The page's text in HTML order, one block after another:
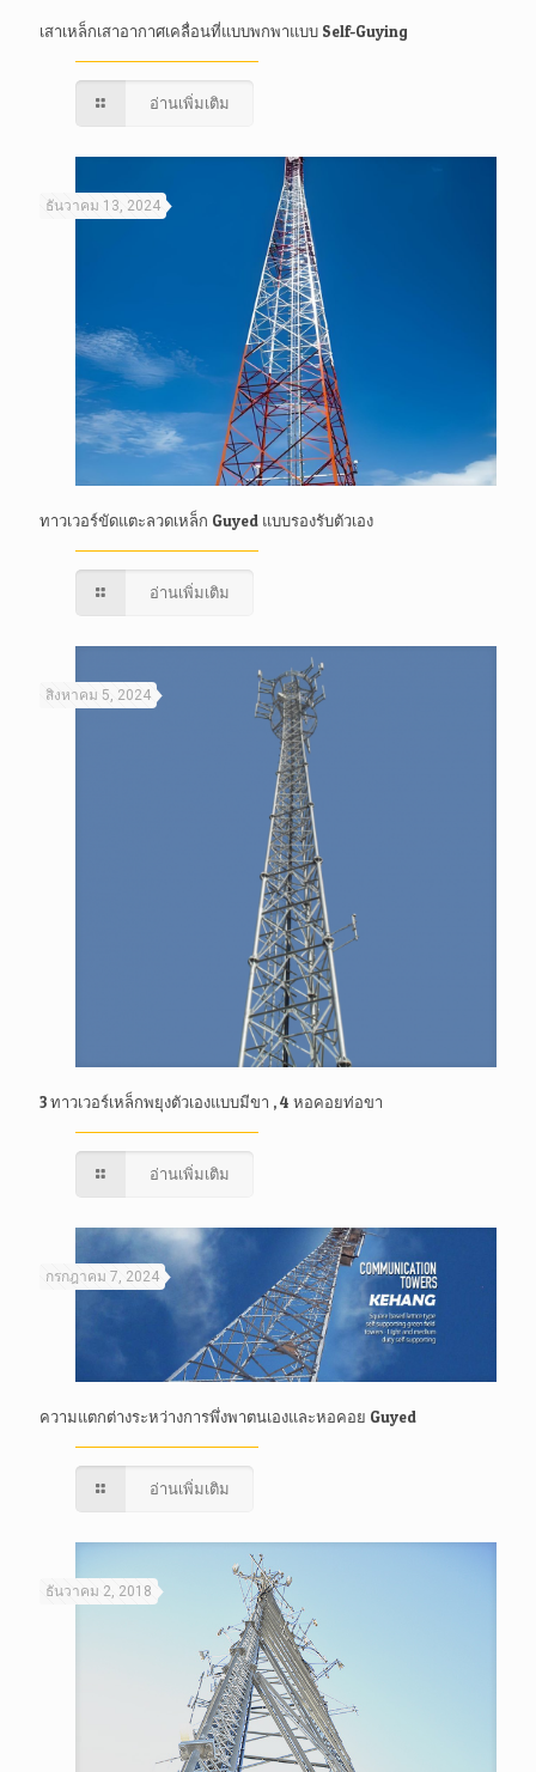
เสาเหล็กเสาอากาศเคลื่อนที่แบบพกพาแบบ Self-Guying
อ่านเพิ่มเติม
ธันวาคม 13, 2024
ทาวเวอร์ขัดแตะลวดเหล็ก Guyed แบบรองรับตัวเอง
อ่านเพิ่มเติม
สิงหาคม 5, 2024
3 ทาวเวอร์เหล็กพยุงตัวเองแบบมีขา , 4 หอคอยท่อขา
อ่านเพิ่มเติม
กรกฎาคม 7, 2024
ความแตกต่างระหว่างการพึ่งพาตนเองและหอคอย Guyed
อ่านเพิ่มเติม
ธันวาคม 2, 2018